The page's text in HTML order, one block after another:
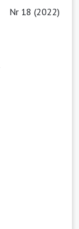
Nr 18 (2022)